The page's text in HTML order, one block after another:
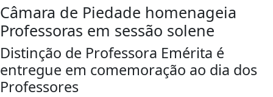
Câmara de Piedade homenageia
Professoras em sessão solene
Distinção de Professora Emérita é
entregue em comemoração ao dia dos
Professores